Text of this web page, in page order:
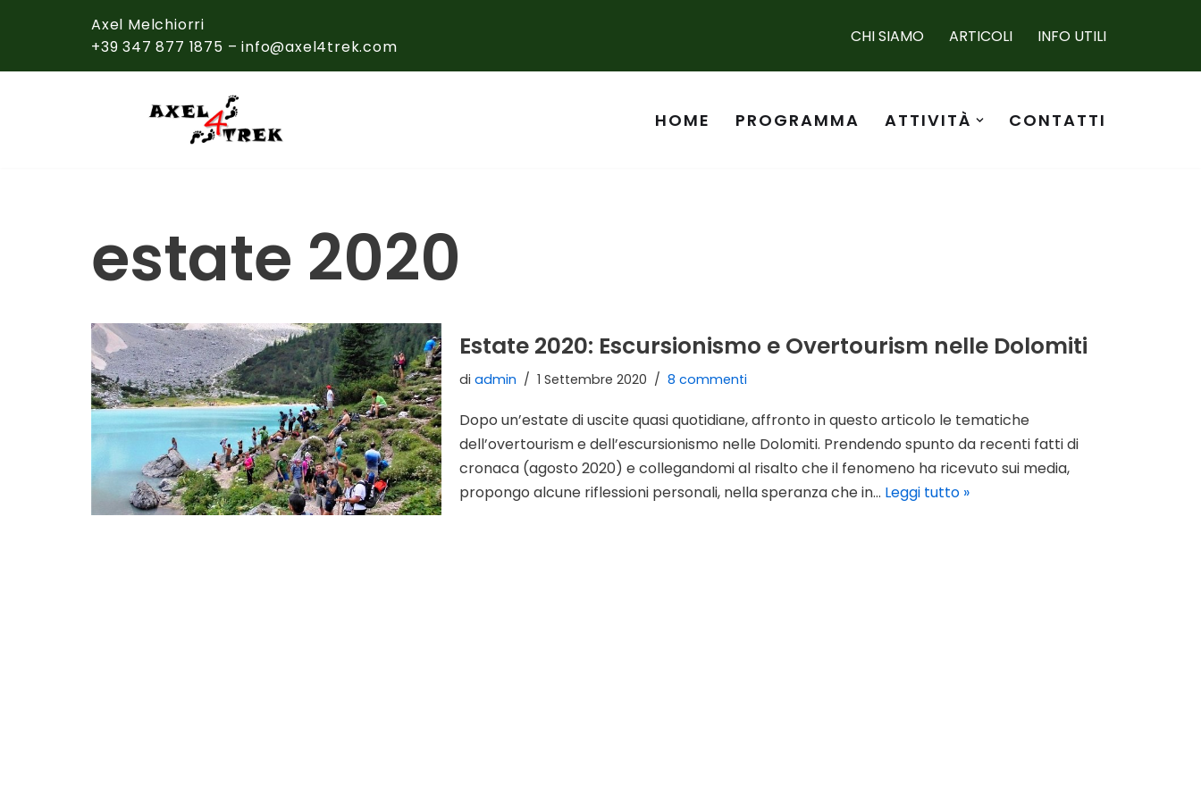
al
Axel Melchiorri
+39 347 877 1875 – info@axel4trek.com
CHI SIAMO ARTICOLI INFO UTILI
HOME PROGRAMMA ATTIVITÀ CONTATTI
estate 2020
Estate 2020: Escursionismo e Overtourism nelle Dolomiti
di admin 1 Settembre 2020 8 commenti
Dopo un’estate di uscite quasi quotidiane, affronto in questo articolo le tematiche
dell’overtourism e dell’escursionismo nelle Dolomiti. Prendendo spunto da recenti fatti di
cronaca (agosto 2020) e collegandomi al risalto che il fenomeno ha ricevuto sui media,
propongo alcune riflessioni personali, nella speranza che in… Leggi tutto »